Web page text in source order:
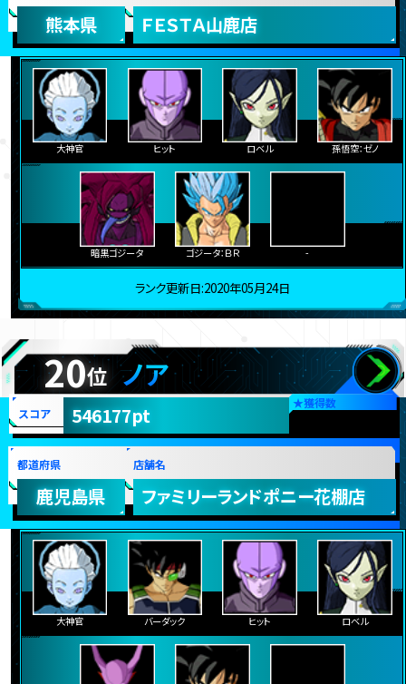
熊本県 ＦＥＳＴＡ山鹿店
大神官 ヒット ロベル 孫悟空：ゼノ
暗黒ゴジータ ゴジータ：ＢＲ -
ランク更新日:2020年05月24日
20位 ノア
★獲得数
スコア 546177pt
都道府県
鹿児島県
店舗名
ファミリーランドポニー花棚店
大神官 バーダック ヒット ロベル